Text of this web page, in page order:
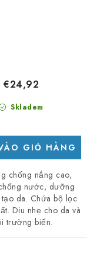
Skladem
€24,92
GIỎ HÀNG
chống nắng cao,
nước, dưỡng
da. Chứa bộ lọc
Dịu nhẹ cho da và
trường biển.